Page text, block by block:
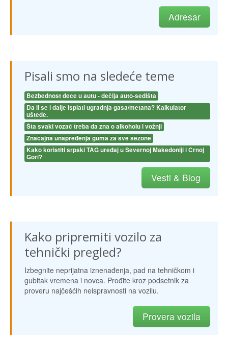
Adresar
Pisali smo na sledeće teme
Bezbednost dece u autu - dečija auto-sedišta
Da li se i dalje isplati ugradnja gasa/metana? Kalkulator
uštede.
Šta svaki vozač treba da zna o alkoholu i vožnji
Značajna unapređenja guma za sve sezone
Kako koristiti srpski TAG uređaj u Severnoj Makedoniji i Crnoj
Gori?
Vesti & Blog
Kako pripremiti vozilo za
tehnički pregled?
Izbegnite neprijatna iznenađenja, pad na tehničkom i
gubitak vremena i novca. Prođite kroz podsetnik za
proveru najčešćih neispravnosti na vozilu.
Provera vozila